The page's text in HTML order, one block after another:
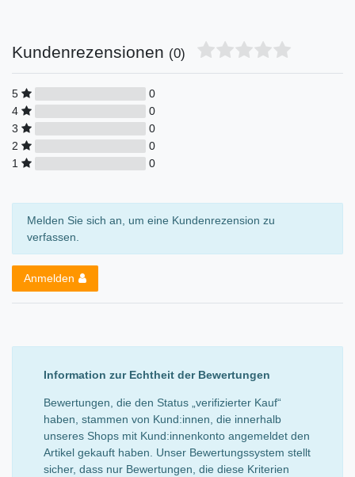
Kundenrezensionen (0)
5
0
4
0
3
0
2
0
1
0
Melden Sie sich an, um eine Kundenrezension zu
verfassen.
Anmelden
Information zur Echtheit der Bewertungen
Bewertungen, die den Status „verifizierter Kauf“
haben, stammen von Kund:innen, die innerhalb
unseres Shops mit Kund:innenkonto angemeldet den
Artikel gekauft haben. Unser Bewertungssystem stellt
sicher, dass nur Bewertungen, die diese Kriterien